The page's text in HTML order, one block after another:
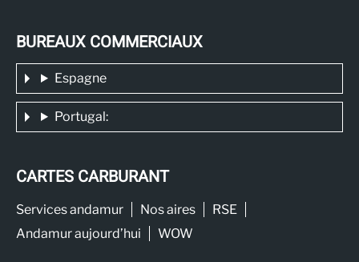
BUREAUX COMMERCIAUX
Espagne
Portugal:
CARTES CARBURANT
Services andamur Nos aires
RSE
Andamur aujourd’hui
WOW